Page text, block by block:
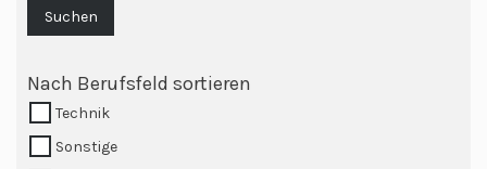
Suchen
Nach Berufsfeld sortieren
Technik
Sonstige